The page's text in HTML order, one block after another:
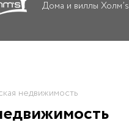
Дома и виллы Холм’s
недвижимость